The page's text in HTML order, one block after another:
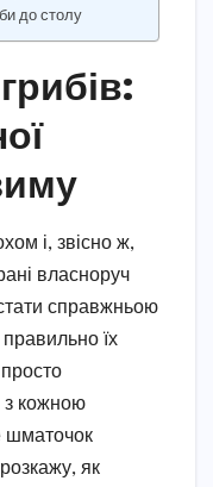
до столу
і, звісно ж,
власноруч
справжньою
їх
з кожною
шматочок
як